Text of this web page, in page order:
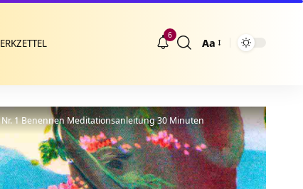
6
Größenänderung
Aa
1 Benennen Meditationsanleitung 30 Minuten